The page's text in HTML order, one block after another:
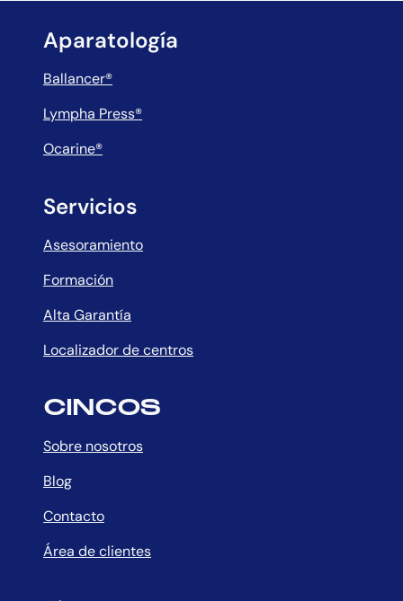
Aparatología
Ballancer®
Lympha Press®
Ocarine®
Servicios
Asesoramiento
Formación
Alta Garantía
Localizador de centros
CINCOS
Sobre nosotros
Blog
Contacto
Área de clientes